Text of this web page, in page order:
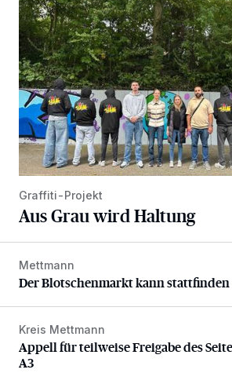
Graffiti-Projekt
Aus Grau wird Haltung
Der Blotschenmarkt kann stattfinden
Mettmann
Der Blotschenmarkt kann stattfinden
Appell für teilweise Freigabe des
Kreis Mettmann
Appell für teilweise Freigabe des
A3